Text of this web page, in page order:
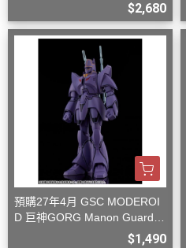
$2,680
預購27年4月 GSC MODEROI
D 巨神GORG Manon Guardia
$1,490